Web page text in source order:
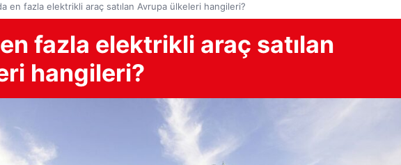
en fazla elektrikli araç satılan Avrupa ülkeleri hangileri?
fazla elektrikli araç satılan
hangileri?